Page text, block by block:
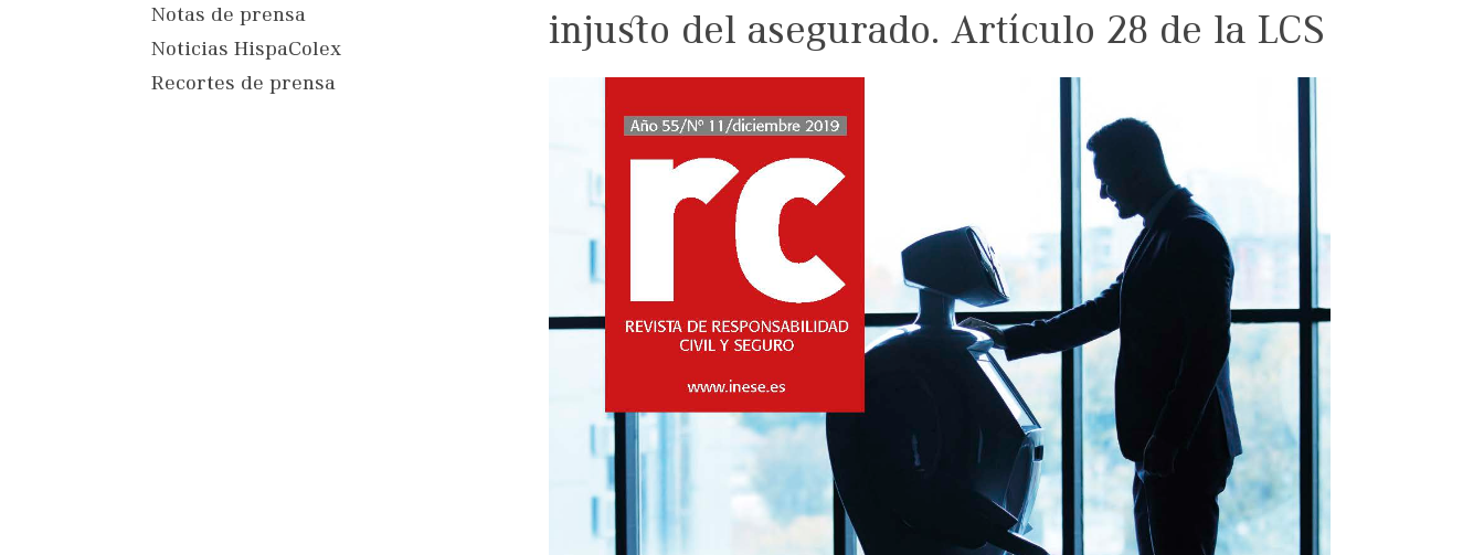
injusto del asegurado. Artículo 28 de la LCS
Notas de prensa
Noticias HispaColex
Recortes de prensa